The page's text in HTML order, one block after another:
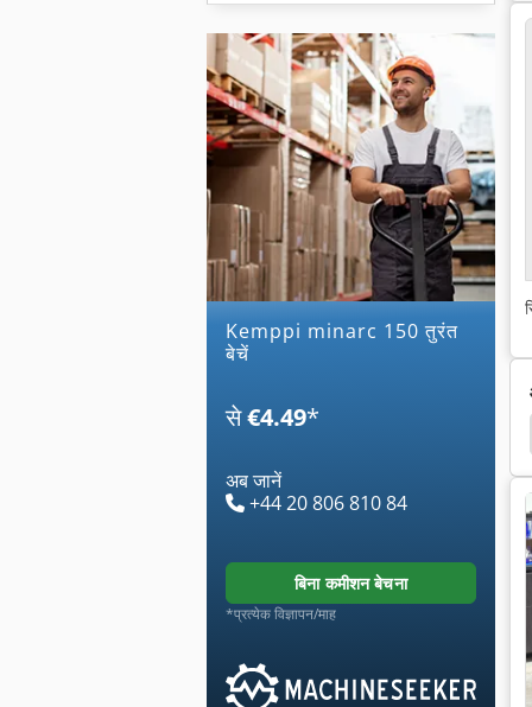
kemppi minarc 150 तुरंत
बेचें
से€4.49*
अब जानें
+44 20 806 810 84
बिना कमीशन बेचना
*प्रत्येक विज्ञापन/माह